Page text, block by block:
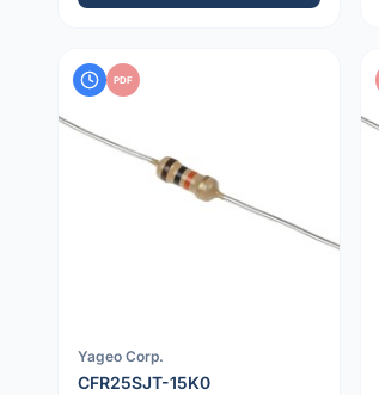
PDF
Yageo Corp.
CFR25SJT-15K0